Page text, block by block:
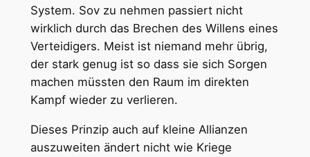
System. Sov zu nehmen passiert nicht
wirklich durch das Brechen des Willens eines
Verteidigers. Meist ist niemand mehr übrig,
der stark genug ist so dass sie sich Sorgen
machen müssten den Raum im direkten
Kampf wieder zu verlieren.
Dieses Prinzip auch auf kleine Allianzen
auszuweiten ändert nicht wie Kriege